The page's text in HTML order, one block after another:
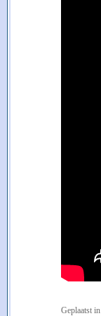
Geplaatst in